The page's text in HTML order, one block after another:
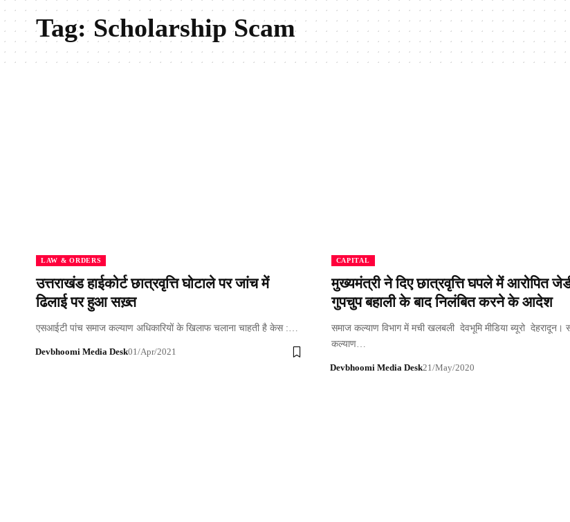
Tag: Scholarship Scam
LAW & ORDERS
उत्तराखंड हाईकोर्ट छात्रवृत्ति घोटाले पर जांच में
ढिलाई पर हुआ सख़्त
एसआईटी पांच समाज कल्याण अधिकारियों के खिलाफ चलाना चाहती है केस :…
Devbhoomi Media Desk01/Apr/2021
CAPITAL
मुख्यमंत्री ने दिए छात्रवृत्ति घपले में आरोपित
गुपचुप बहाली के बाद निलंबित करने के आदेश
समाज कल्याण विभाग में मची खलबली देवभूमि मीडिया ब्यूरो देहरादून।
कल्याण…
Devbhoomi Media Desk21/May/2020